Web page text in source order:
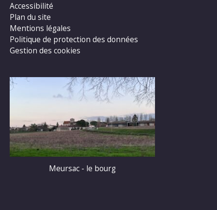
Accessibilité
Plan du site
Mentions légales
Politique de protection des données
Gestion des cookies
Meursac - le bourg